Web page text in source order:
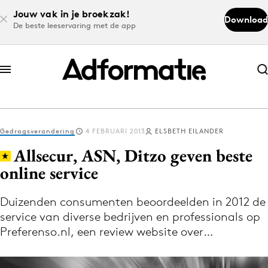
Jouw vak in je broekzak!
De beste leeservaring met de app
Download
Abonneer nu
Abonneer nu
Log in
Volg het laatste nieuws via de Adformatie
Nieuws app
Gedragsverandering 4 FEBRUARI 2013 ELSBETH EILANDER
Allsecur, ASN, Ditzo geven beste
online service
Duizenden consumenten beoordeelden in 2012 de
service van diverse bedrijven en professionals op
Preferenso.nl, een review website over…